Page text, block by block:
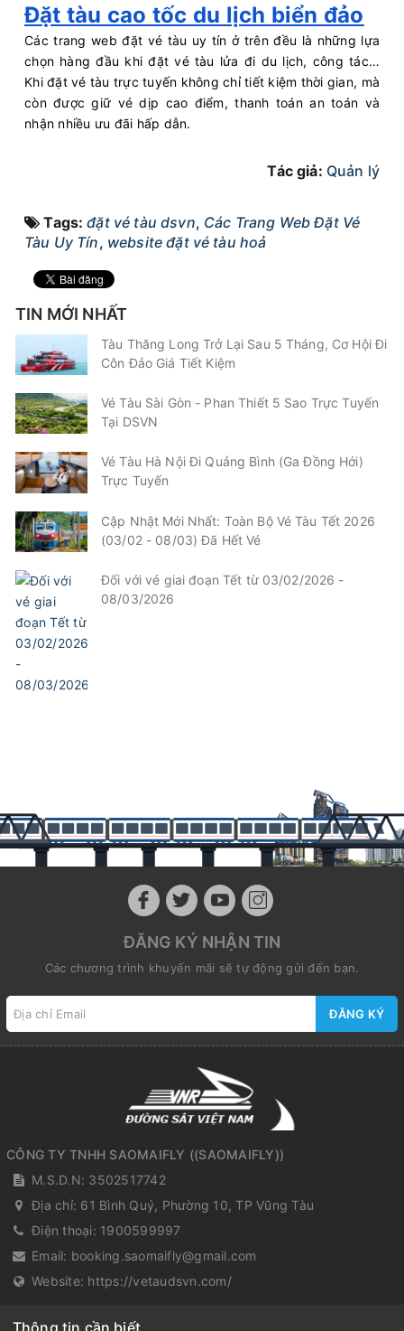
Đặt tàu cao tốc du lịch biển đảo
Các trang web đặt vé tàu uy tín ở trên đều là những lựa
chọn hàng đầu khi đặt vé tàu lửa đi du lịch, công tác…
Khi đặt vé tàu trực tuyến không chỉ tiết kiệm thời gian, mà
còn được giữ vé dịp cao điểm, thanh toán an toán và
nhận nhiều ưu đãi hấp dẫn.
Tác giả: Quản lý
Tags:đặt vé tàu dsvn, Các Trang Web Đặt Vé
Tàu Uy Tín, website đặt vé tàu hoả
TIN MỚI NHẤT
Tàu Thăng Long Trở Lại Sau 5 Tháng, Cơ Hội Đi
Côn Đảo Giá Tiết Kiệm
Vé Tàu Sài Gòn - Phan Thiết 5 Sao Trực Tuyến
Tại DSVN
Vé Tàu Hà Nội Đi Quảng Bình (Ga Đồng Hới)
Trực Tuyến
Cập Nhật Mới Nhất: Toàn Bộ Vé Tàu Tết 2026
(03/02 - 08/03) Đã Hết Vé
Đối với vé giai đoạn Tết từ 03/02/2026 -
08/03/2026
ĐĂNG KÝ NHẬN TIN
Các chương trình khuyến mãi sẽ tự động gửi đến bạn.
ĐĂNG KÝ
CÔNG TY TNHH SAOMAIFLY ((SAOMAIFLY))
M.S.D.N: 3502517742
Địa chỉ: 61 Bình Quý, Phường 10, TP Vũng Tàu
Điện thoại: 1900599997
Email: booking.saomaifly@gmail.com
Website: https://vetaudsvn.com/